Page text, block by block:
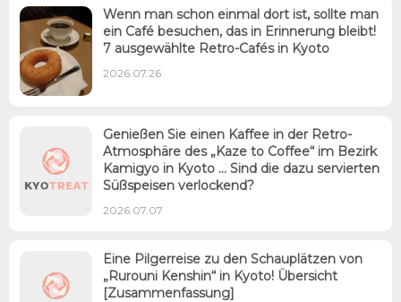
Wenn man schon einmal dort ist, sollte man
ein Café besuchen, das in Erinnerung bleibt!
7 ausgewählte Retro-Cafés in Kyoto
2026.07.26
Genießen Sie einen Kaffee in der Retro-
Atmosphäre des „Kaze to Coffee“ im Bezirk
Kamigyo in Kyoto … Sind die dazu servierten
Süßspeisen verlockend?
2026.07.07
Eine Pilgerreise zu den Schauplätzen von
„Rurouni Kenshin“ in Kyoto! Übersicht
[Zusammenfassung]